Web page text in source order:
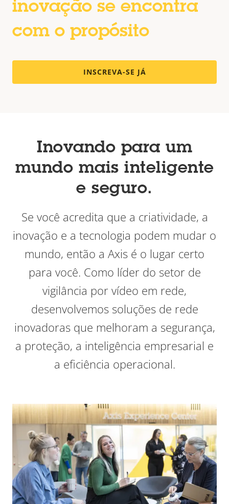
inovação se encontra
com o propósito
INSCREVA-SE JÁ
Inovando para um
mundo mais inteligente
e seguro.
Se você acredita que a criatividade, a
inovação e a tecnologia podem mudar o
mundo, então a Axis é o lugar certo
para você. Como líder do setor de
vigilância por vídeo em rede,
desenvolvemos soluções de rede
inovadoras que melhoram a segurança,
a proteção, a inteligência empresarial e
a eficiência operacional.